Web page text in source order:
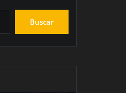
Buscar